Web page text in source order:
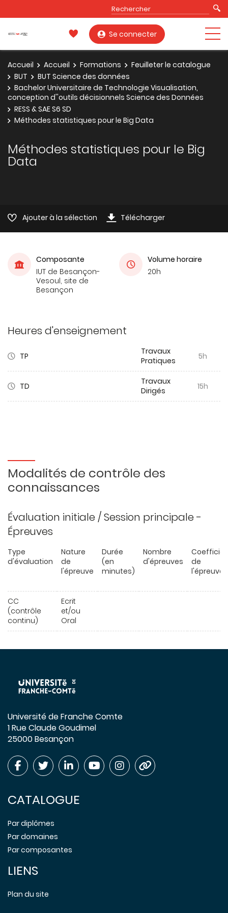
Se connecter
Accueil Accueil Formations
Feuilleter le catalogue
BUT
BUT Science des données
Bachelor Universitaire de Technologie Visualisation,
conception d''outils décisionnels Science des Données
RESS & SAE S6 SD
Méthodes statistiques pour le Big Data
Méthodes statistiques pour le Big
Data
Ajouter à la sélection Télécharger
Composante
IUT de Besançon-
Vesoul, site de
Besançon
Volume horaire
20h
Heures d'enseignement
TP
Travaux
Pratiques
5h
TD
Travaux
Dirigés
15h
Modalités de contrôle des
connaissances
Évaluation initiale / Session principale -
Épreuves
Type
d'évaluation
Nature
de
l'épreuve
Durée
(en
minutes)
Nombre
d'épreuves
de
l'épreuve
CC
(contrôle
continu)
Ecrit
et/ou
Oral
Université de Franche Comte
1 Rue Claude Goudimel
25000 Besançon
CATALOGUE
Par diplômes
Par domaines
Par composantes
LIENS
Plan du site